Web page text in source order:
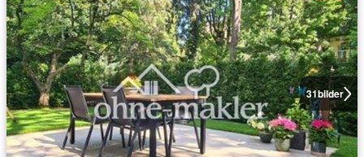
31bilder